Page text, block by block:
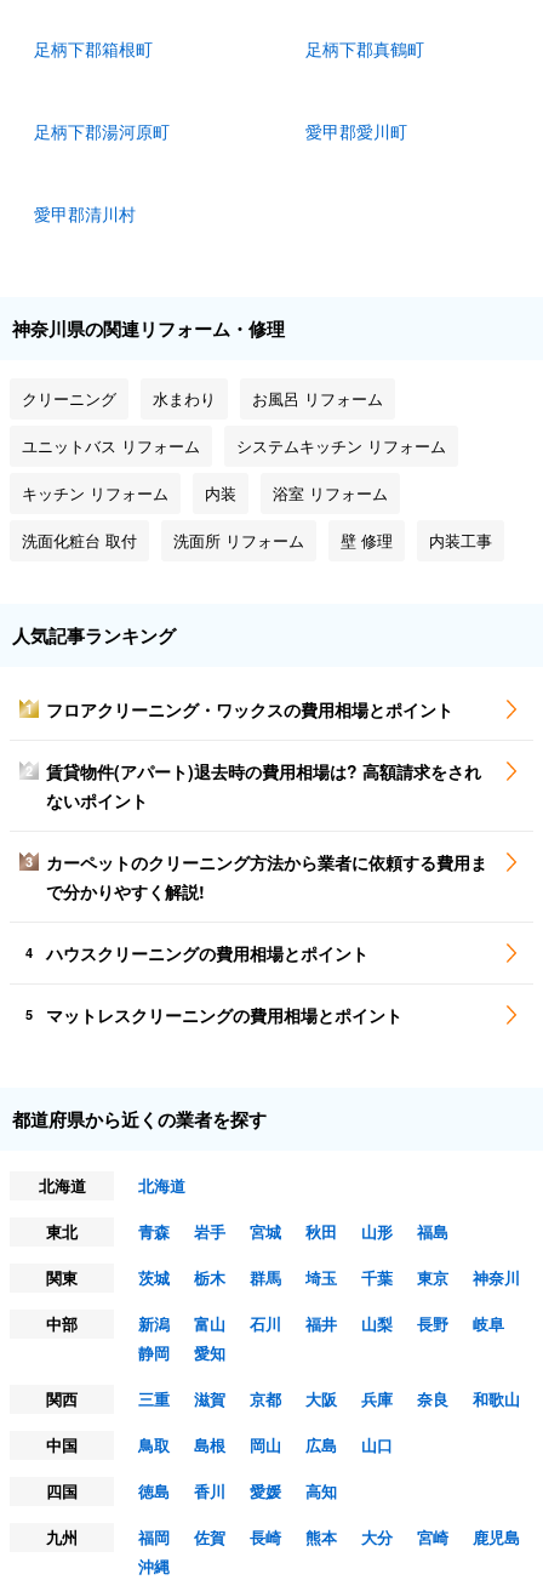
足柄下郡箱根町 足柄下郡真鶴町
足柄下郡湯河原町 愛甲郡愛川町
愛甲郡清川村
神奈川県の関連リフォーム・修理
クリーニング 水まわり お風呂 リフォーム
ユニットバス リフォーム システムキッチン リフォーム
キッチン リフォーム 内装 浴室 リフォーム
洗面化粧台 取付 洗面所 リフォーム 壁 修理 内装工事
人気記事ランキング
1 フロアクリーニング・ワックスの費用相場とポイント
2
賃貸物件(アパート)退去時の費用相場は? 高額請求をされ
ないポイント
3
カーペットのクリーニング方法から業者に依頼する費用ま
で分かりやすく解説!
4 ハウスクリーニングの費用相場とポイント
5 マットレスクリーニングの費用相場とポイント
都道府県から近くの業者を探す
北海道
北海道
東北
青森 岩手 宮城 秋田 山形
福島
関東
茨城 栃木 群馬 埼玉 千葉 東京
神奈川
中部
新潟 富山 石川 福井 山梨 長野
岐阜
静岡
愛知
関西
三重 滋賀 京都 大阪 兵庫 奈良
和歌山
中国
鳥取 島根 岡山 広島
山口
四国
徳島 香川 愛媛
高知
九州
福岡 佐賀 長崎 熊本 大分 宮崎
鹿児島
沖縄